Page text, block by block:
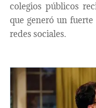
colegios públicos
que generó un
redes sociales.